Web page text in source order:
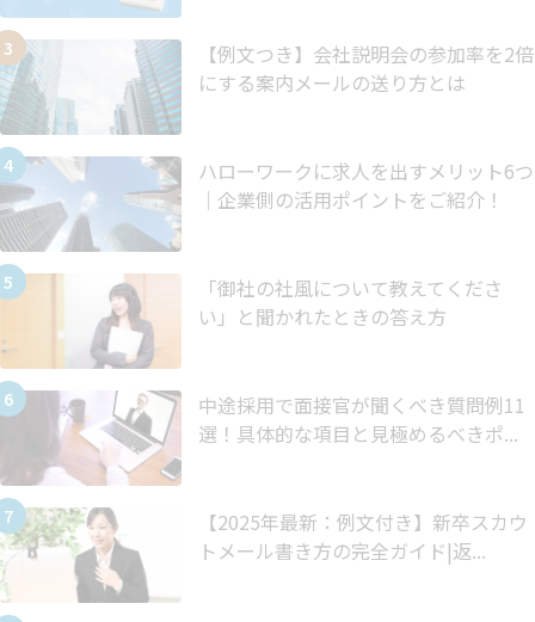
【例文つき】会社説明会の参加率を2倍
にする案内メールの送り方とは
ハローワークに求人を出すメリット6つ
｜企業側の活用ポイントをご紹介！
「御社の社風について教えてくださ
い」と聞かれたときの答え方
中途採用で面接官が聞くべき質問例11
選！具体的な項目と見極めるべきポ...
【2025年最新：例文付き】新卒スカウ
トメール書き方の完全ガイド|返...